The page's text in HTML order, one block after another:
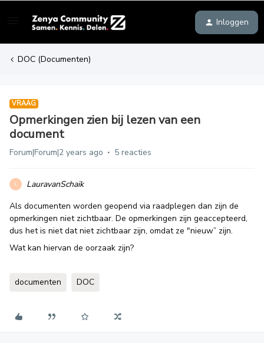
Inloggen
DOC (Documenten)
VRAAG
Opmerkingen zien bij lezen van een
document
Forum|Forum|2 years ago 5 reacties
L
LauravanSchaik
Als documenten worden geopend via raadplegen dan zijn de
opmerkingen niet zichtbaar. De opmerkingen zijn geaccepteerd,
dus het is niet dat niet zichtbaar zijn, omdat ze "nieuw” zijn.
Wat kan hiervan de oorzaak zijn?
documenten DOC